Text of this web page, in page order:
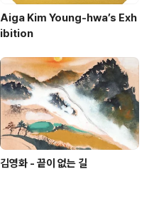
Aiga Kim Young-hwa’s Exh
ibition
김영화 - 끝이 없는 길